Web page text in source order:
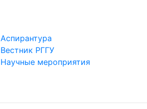
Аспирантура
Вестник РГГУ
Научные мероприятия